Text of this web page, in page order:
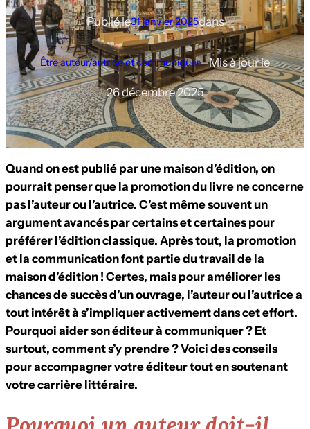
Publié le31 janvier 2025dans
Être auteur/autrice et communiquer—Mis à jour le
26 décembre 2025
Quand on est publié par une maison d’édition, on
pourrait penser que la promotion du livre ne concerne
pas l’auteur ou l’autrice. C’est même souvent un
argument avancés par certains et certaines pour
préférer l’édition classique. Après tout, la promotion
et la communication font partie du travail de la
maison d’édition ! Certes, mais pour améliorer les
chances de succès d’un ouvrage, l’auteur ou l’autrice a
tout intérêt à s’impliquer activement dans cet effort.
Pourquoi aider son éditeur à communiquer ? Et
surtout, comment s’y prendre ? Voici des conseils
pour accompagner votre éditeur tout en soutenant
votre carrière littéraire.